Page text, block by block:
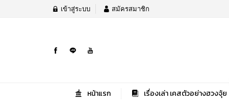
เข้าสู่ระบบ สมัครสมาชิก
หน้าแรก เรื่องเล่า เคสตัวอย่างฮวงจุ้ย